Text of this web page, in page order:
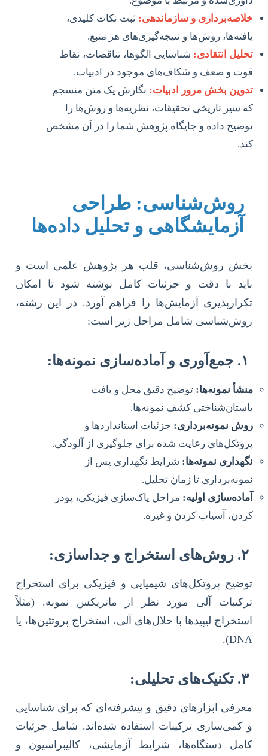
خلاصه‌برداری و سازماندهی: ثبت نکات کلیدی،
یافته‌ها، روش‌ها و نتیجه‌گیری‌های هر منبع.
تحلیل انتقادی: شناسایی الگوها، تناقضات، نقاط
قوت و ضعف و شکاف‌های موجود در ادبیات.
تدوین بخش مرور ادبیات: نگارش یک متن منسجم
که سیر تاریخی تحقیقات، نظریه‌ها و روش‌ها را
توضیح داده و جایگاه پژوهش شما را در آن مشخص
کند.
روش‌شناسی: طراحی
آزمایشگاهی و تحلیل داده‌ها
بخش روش‌شناسی، قلب هر پژوهش علمی است و
باید با دقت و جزئیات کامل نوشته شود تا امکان
تکرارپذیری آزمایش‌ها را فراهم آورد. در این رشته،
روش‌شناسی شامل مراحل زیر است:
۱. جمع‌آوری و آماده‌سازی نمونه‌ها:
منشأ نمونه‌ها: توضیح دقیق محل و بافت
باستان‌شناختی کشف نمونه‌ها.
روش نمونه‌برداری: جزئیات استانداردها و
پروتکل‌های رعایت شده برای جلوگیری از آلودگی.
نگهداری نمونه‌ها: شرایط نگهداری پس از
نمونه‌برداری تا زمان تحلیل.
آماده‌سازی اولیه: مراحل پاک‌سازی فیزیکی، پودر
کردن، آسیاب کردن و غیره.
۲. روش‌های استخراج و جداسازی:
توضیح پروتکل‌های شیمیایی و فیزیکی برای استخراج
ترکیبات آلی مورد نظر از ماتریکس نمونه. (مثلاً
استخراج لیپیدها با حلال‌های آلی، استخراج پروتئین‌ها، یا
DNA).
۳. تکنیک‌های تحلیلی:
معرفی ابزارهای دقیق و پیشرفته‌ای که برای شناسایی
و کمی‌سازی ترکیبات استفاده شده‌اند. شامل جزئیات
کامل دستگاه‌ها، شرایط آزمایشی، کالیبراسیون و